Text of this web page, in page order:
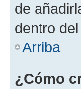
de
dentro
Arriba
¿Cómo